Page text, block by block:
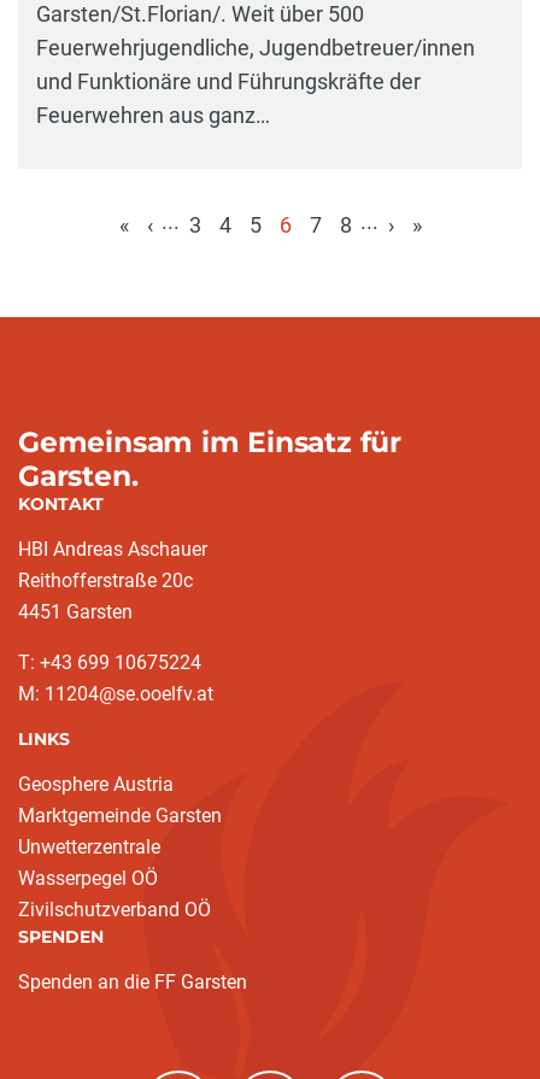
Garsten/St.Florian/. Weit über 500
Feuerwehrjugendliche, Jugendbetreuer/innen
und Funktionäre und Führungskräfte der
Feuerwehren aus ganz…
« ‹ ... 3 4 5
6
7 8 ... › »
Gemeinsam im Einsatz für
Garsten.
KONTAKT
HBI Andreas Aschauer
Reithofferstraße 20c
4451 Garsten
T: ‭+43 699 10675224‬
M: 11204@se.ooelfv.at
LINKS
Geosphere Austria
Marktgemeinde Garsten
Unwetterzentrale
Wasserpegel OÖ
Zivilschutzverband OÖ
SPENDEN
Spenden an die FF Garsten